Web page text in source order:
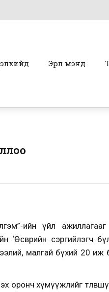
Эрүүл мэнд
ийн үйл
сэргийлэгч
малгай бүхий 20 иж
хүмүүжлийг